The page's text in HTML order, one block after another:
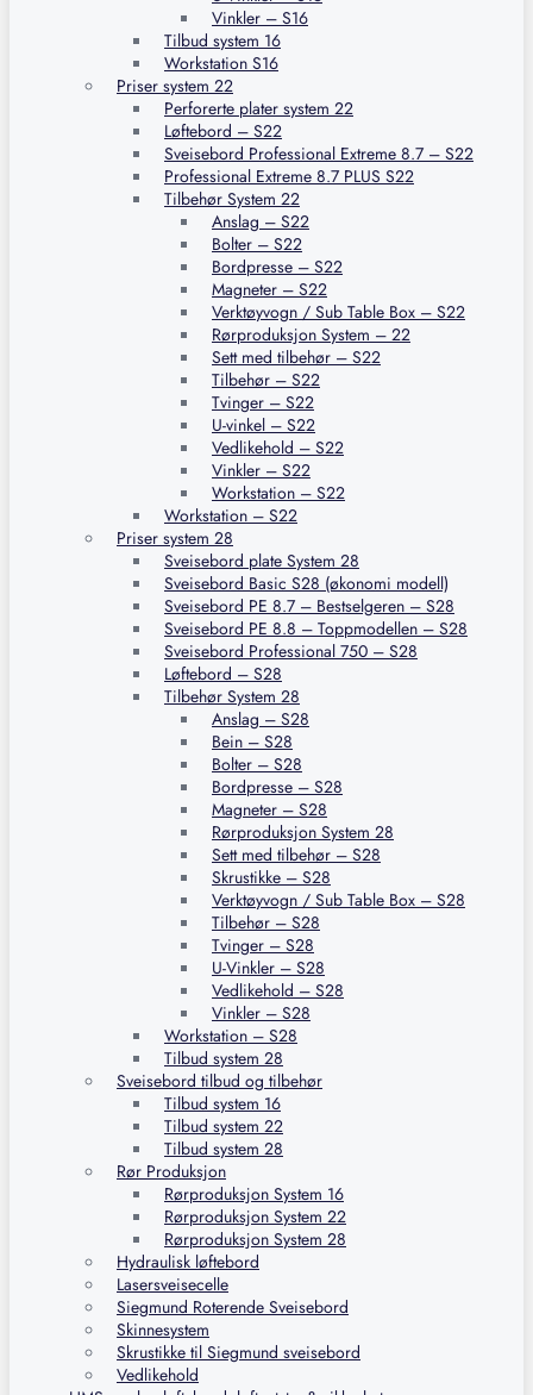
Vinkler – S16
Tilbud system 16
Workstation S16
Priser system 22
Perforerte plater system 22
Løftebord – S22
Sveisebord Professional Extreme 8.7 – S22
Professional Extreme 8.7 PLUS S22
Tilbehør System 22
Anslag – S22
Bolter – S22
Bordpresse – S22
Magneter – S22
Verktøyvogn / Sub Table Box – S22
Rørproduksjon System – 22
Sett med tilbehør – S22
Tilbehør – S22
Tvinger – S22
U-vinkel – S22
Vedlikehold – S22
Vinkler – S22
Workstation – S22
Workstation – S22
Priser system 28
Sveisebord plate System 28
Sveisebord Basic S28 (økonomi modell)
Sveisebord PE 8.7 – Bestselgeren – S28
Sveisebord PE 8.8 – Toppmodellen – S28
Sveisebord Professional 750 – S28
Løftebord – S28
Tilbehør System 28
Anslag – S28
Bein – S28
Bolter – S28
Bordpresse – S28
Magneter – S28
Rørproduksjon System 28
Sett med tilbehør – S28
Skrustikke – S28
Verktøyvogn / Sub Table Box – S28
Tilbehør – S28
Tvinger – S28
U-Vinkler – S28
Vedlikehold – S28
Vinkler – S28
Workstation – S28
Tilbud system 28
Sveisebord tilbud og tilbehør
Tilbud system 16
Tilbud system 22
Tilbud system 28
Rør Produksjon
Rørproduksjon System 16
Rørproduksjon System 22
Rørproduksjon System 28
Hydraulisk løftebord
Lasersveisecelle
Siegmund Roterende Sveisebord
Skinnesystem
Skrustikke til Siegmund sveisebord
Vedlikehold